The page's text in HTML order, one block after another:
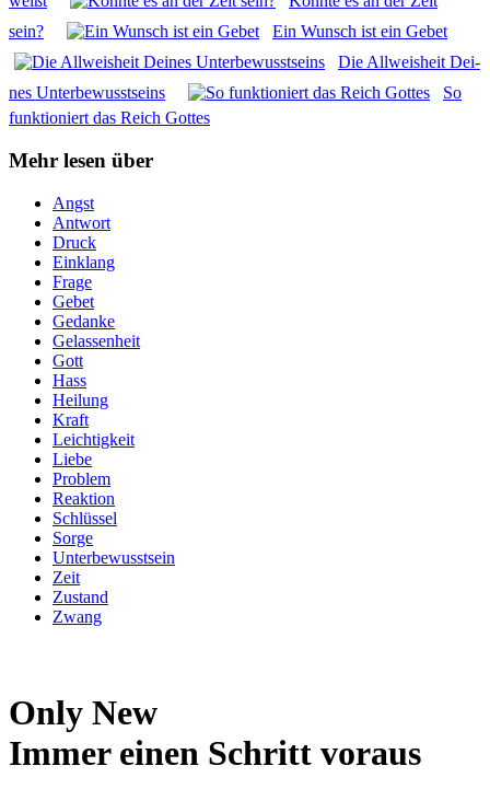
sein?
Ein Wunsch ist ein Gebet
Die All­weis­heit Dei­
nes Unter­be­wusst­seins
So
funk­tio­niert das Reich Got­tes
Mehr lesen über
Angst
Antwort
Druck
Einklang
Frage
Gebet
Gedanke
Gelassenheit
Gott
Hass
Heilung
Kraft
Leichtigkeit
Liebe
Problem
Reaktion
Schlüssel
Sorge
Unterbewusstsein
Zeit
Zustand
Zwang
Only New
Immer einen Schritt voraus